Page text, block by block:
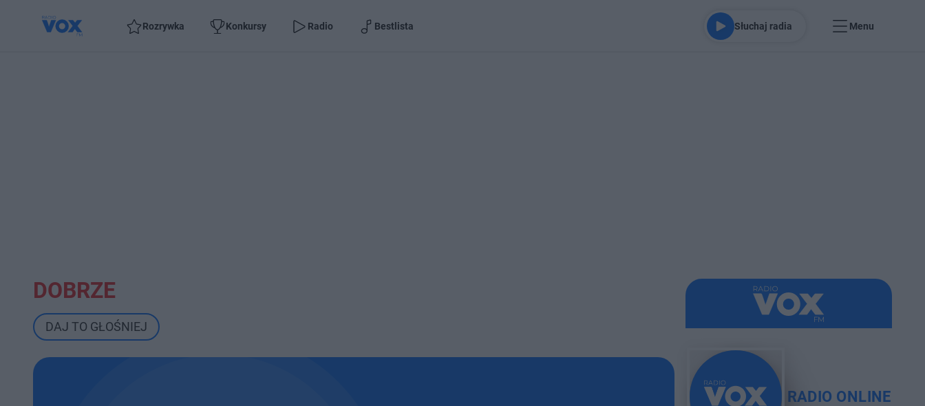
Rozrywka Konkursy Radio Bestlista Słuchaj radia Menu
DOBRZE
DAJ TO GŁOŚNIEJ
RADIO ONLINE